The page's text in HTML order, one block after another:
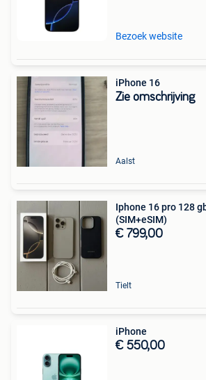
Bezoek website
iPhone 16
Zie omschrijving
Aalst
Iphone 16 pro 128
(SIM+eSIM)
€ 799,00
Tielt
iPhone
€ 550,00